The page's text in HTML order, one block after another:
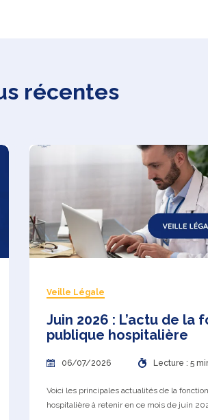
récentes
Veille Légale
Juin 2026 : L’actu de la
publique hospitalière
06/07/2026 Lecture : 5
Voici les principales actualités de la
hospitalière à retenir en ce mois de juin